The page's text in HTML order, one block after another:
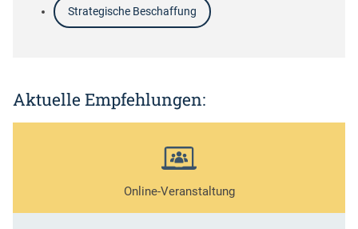
Strategische Beschaffung
Aktuelle Empfehlungen:
Online-Veranstaltung